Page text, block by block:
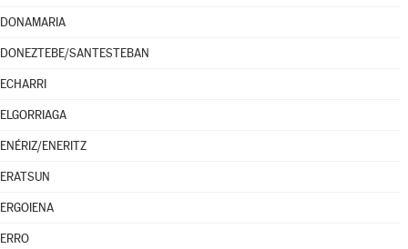
DONAMARIA
DONEZTEBE/SANTESTEBAN
ECHARRI
ELGORRIAGA
ENÉRIZ/ENERITZ
ERATSUN
ERGOIENA
ERRO